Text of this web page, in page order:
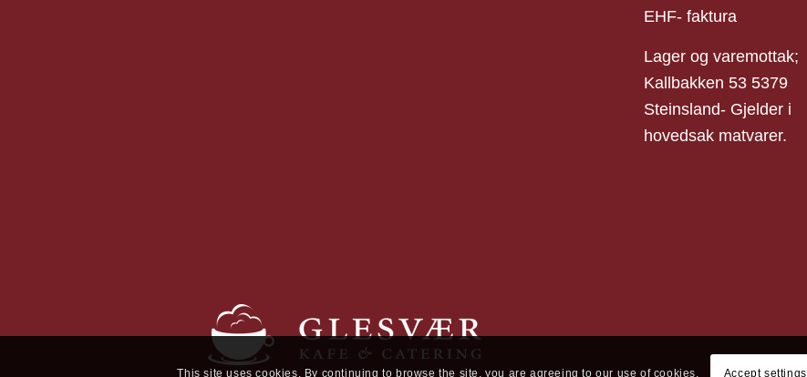
EHF- faktura
Lager og varemottak;
Kallbakken 53 5379
Steinsland- Gjelder i
hovedsak matvarer.
This site uses cookies. By continuing to browse the site, you are agreeing to our use of cookies. Accept settings